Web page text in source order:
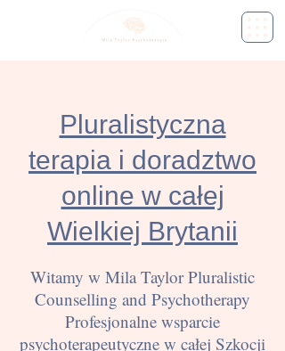
Pluralistyczna
terapia i doradztwo
online w całej
Wielkiej Brytanii
Witamy w Mila Taylor Pluralistic
Counselling and Psychotherapy
Profesjonalne wsparcie
psychoterapeutyczne w całej Szkocji